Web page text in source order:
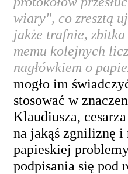
wiary", co zresztą
jakże trafnie,
memu kolejnych
nagłówkiem o
mogło im
stosować w
Klaudiusza,
na jakąś zgniliznę i
papieskiej
podpisania się pod